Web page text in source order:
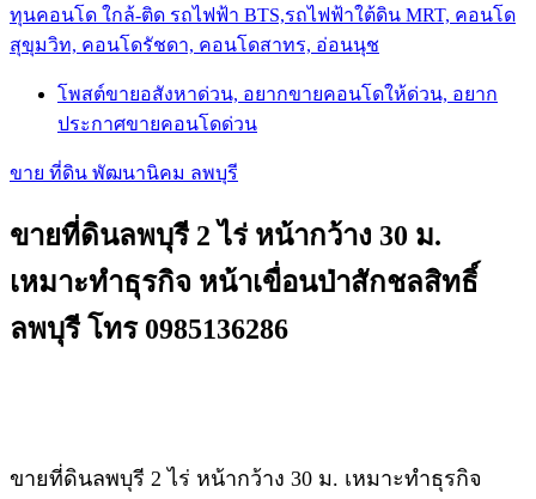
ทุนคอนโด ใกล้-ติด รถไฟฟ้า BTS,รถไฟฟ้าใต้ดิน MRT, คอนโด
สุขุมวิท, คอนโดรัชดา, คอนโดสาทร, อ่อนนุช
โพสต์ขายอสังหาด่วน, อยากขายคอนโดให้ด่วน, อยาก
ประกาศขายคอนโดด่วน
ขาย ที่ดิน พัฒนานิคม ลพบุรี
ขายที่ดินลพบุรี 2 ไร่ หน้ากว้าง 30 ม.
เหมาะทำธุรกิจ หน้าเขื่อนป่าสักชลสิทธิ์
ลพบุรี โทร 0985136286
ขายที่ดินลพบุรี 2 ไร่ หน้ากว้าง 30 ม. เหมาะทำธุรกิจ